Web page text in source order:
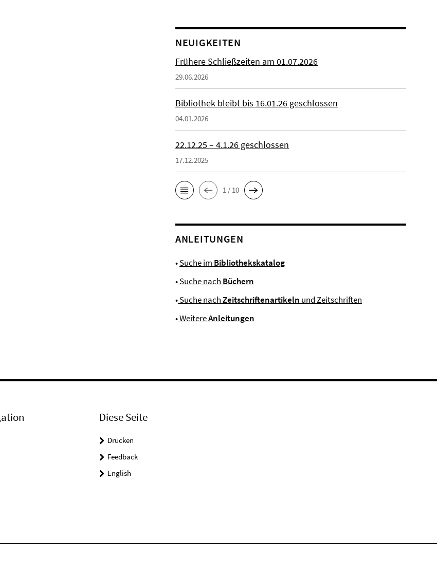
NEUIGKEITEN
Frühere Schließzeiten am 01.07.2026
29.06.2026
Bibliothek bleibt bis 16.01.26 geschlossen
04.01.2026
22.12.25 – 4.1.26 geschlossen
17.12.2025
1 / 10
ANLEITUNGEN
•Suche im Bibliothekskatalog
•Suche nach Büchern
•Suche nachZeitschriftenartikeln und Zeitschriften
•WeitereAnleitungen
Diese Seite
Drucken
Feedback
English